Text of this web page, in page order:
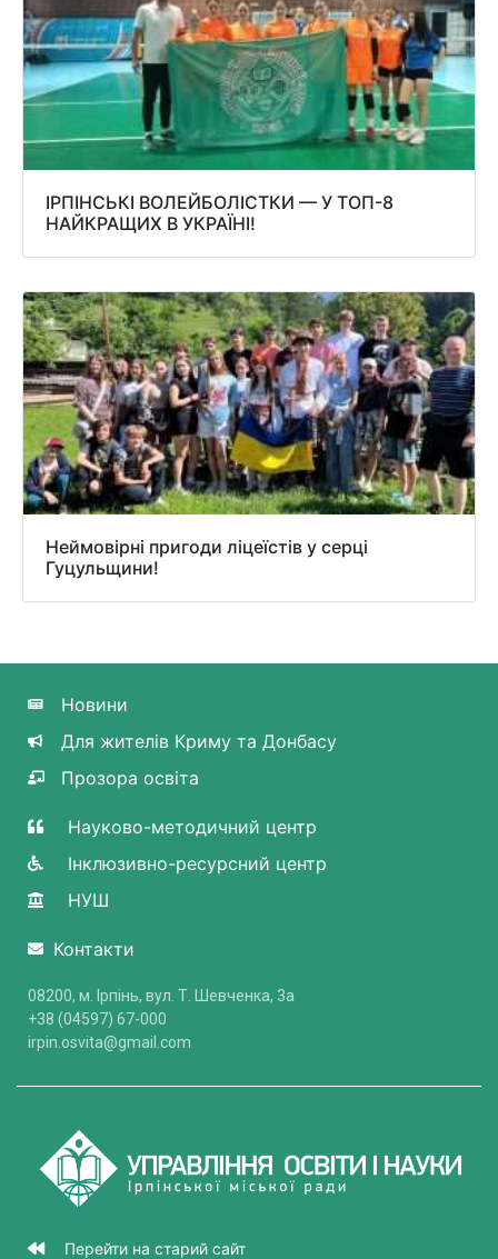
ІРПІНСЬКІ ВОЛЕЙБОЛІСТКИ — У ТОП-8
НАЙКРАЩИХ В УКРАЇНІ!
Неймовірні пригоди ліцеїстів у серці
Гуцульщини!
Новини
Для жителів Криму та Донбасу
Прозора освіта
Науково-методичний центр
Інклюзивно-ресурсний центр
НУШ
Контакти
08200, м. Ірпінь, вул. Т. Шевченка, 3a
+38 (04597) 67-000
irpin.osvita@gmail.com
Перейти на старий сайт